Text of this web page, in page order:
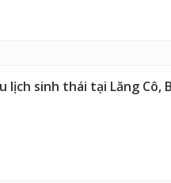
lịch sinh thái tại Lăng Cô,